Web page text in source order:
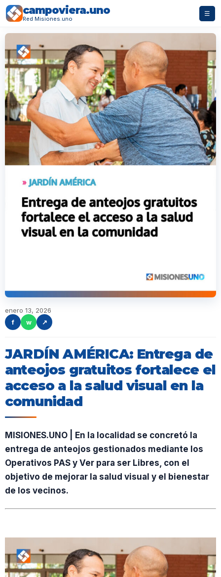
campoviera.uno
Red Misiones.uno
☰
enero 13, 2026
f
w ↗
JARDÍN AMÉRICA: Entrega de
anteojos gratuitos fortalece el
acceso a la salud visual en la
comunidad
MISIONES.UNO | En la localidad se concretó la
entrega de anteojos gestionados mediante los
Operativos PAS y Ver para ser Libres, con el
objetivo de mejorar la salud visual y el bienestar
de los vecinos.